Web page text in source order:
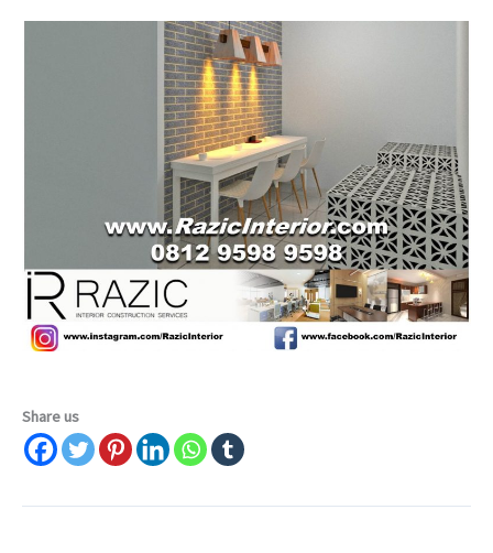
Share us